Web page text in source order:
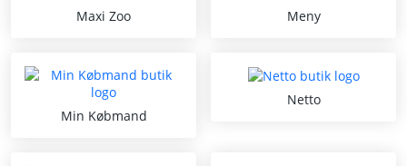
Maxi Zoo Meny
Min Købmand
Netto